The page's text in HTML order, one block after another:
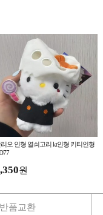
오 인형 열쇠고리 kt인형 키티인형
원
반품교환